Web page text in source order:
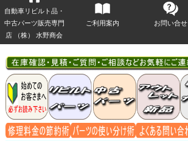
自動車リビルト品・
中古パーツ販売専門
店 （株） 水野商会
ご利用案内 お問い合せ